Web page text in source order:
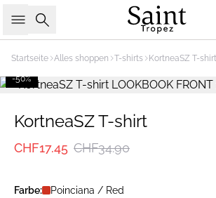
Suche
Startseite Alles shoppen T-shirts KortneaSZ T-shirt
-50%
KortneaSZ T-shirt
CHF17.45 CHF34.90
Farbe: Poinciana / Red